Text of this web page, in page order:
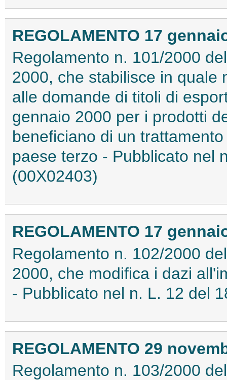
REGOLAMENTO 17
Regolamento n. 101/2000
2000, che stabilisce in quale
alle domande di titoli di
gennaio 2000 per i prodotti
beneficiano di un
paese terzo - Pubblicato nel
(00X02403)
REGOLAMENTO 17
Regolamento n. 102/2000
2000, che modifica i dazi
- Pubblicato nel n. L. 12 del
REGOLAMENTO 29
Regolamento n. 103/2000